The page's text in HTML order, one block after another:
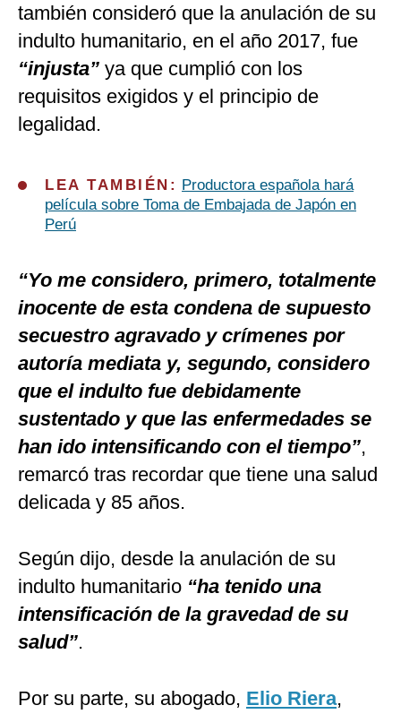
también consideró que la anulación de su
indulto humanitario, en el año 2017, fue
“injusta” ya que cumplió con los
requisitos exigidos y el principio de
legalidad.
LEA TAMBIÉN:
Productora española hará
película sobre Toma de Embajada de Japón en
Perú
“Yo me considero, primero, totalmente
inocente de esta condena de supuesto
secuestro agravado y crímenes por
autoría mediata y, segundo, considero
que el indulto fue debidamente
sustentado y que las enfermedades se
han ido intensificando con el tiempo”,
remarcó tras recordar que tiene una salud
delicada y 85 años.
Según dijo, desde la anulación de su
indulto humanitario “ha tenido una
intensificación de la gravedad de su
salud”.
Por su parte, su abogado, Elio Riera,